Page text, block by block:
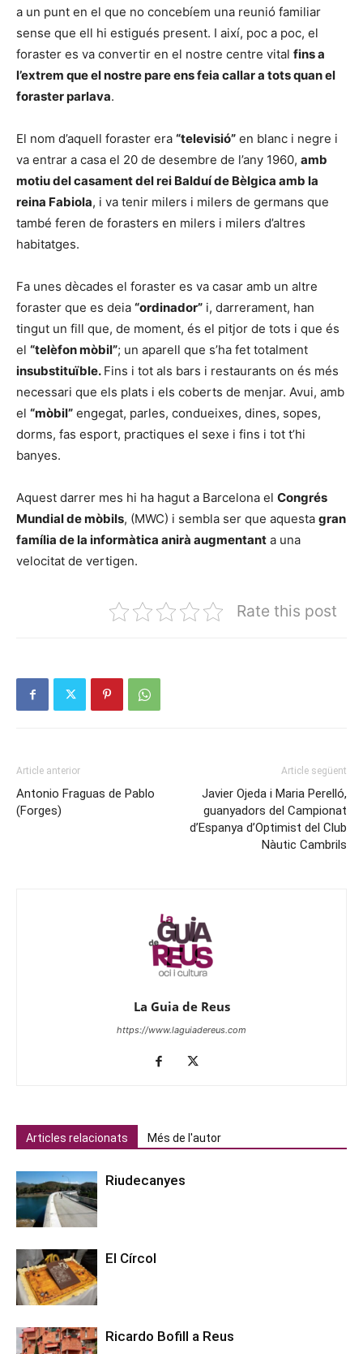
a un punt en el que no concebíem una reunió familiar
sense que ell hi estigués present. I així, poc a poc, el
foraster es va convertir en el nostre centre vital fins a
l’extrem que el nostre pare ens feia callar a tots quan el
foraster parlava.
El nom d’aquell foraster era “televisió” en blanc i negre i
va entrar a casa el 20 de desembre de l’any 1960, amb
motiu del casament del rei Balduí de Bèlgica amb la
reina Fabiola, i va tenir milers i milers de germans que
també feren de forasters en milers i milers d’altres
habitatges.
Fa unes dècades el foraster es va casar amb un altre
foraster que es deia “ordinador” i, darrerament, han
tingut un fill que, de moment, és el pitjor de tots i que és
el “telèfon mòbil”; un aparell que s’ha fet totalment
insubstituïble. Fins i tot als bars i restaurants on és més
necessari que els plats i els coberts de menjar. Avui, amb
el “mòbil” engegat, parles, condueixes, dines, sopes,
dorms, fas esport, practiques el sexe i fins i tot t’hi
banyes.
Aquest darrer mes hi ha hagut a Barcelona el Congrés
Mundial de mòbils, (MWC) i sembla ser que aquesta gran
família de la informàtica anirà augmentant a una
velocitat de vertigen.
Rate this post
Article anterior
Antonio Fraguas de Pablo
(Forges)
Article següent
Javier Ojeda i Maria Perelló,
guanyadors del Campionat
d’Espanya d’Optimist del Club
Nàutic Cambrils
La Guia de Reus
https://www.laguiadereus.com
Articles relacionats Més de l'autor
Riudecanyes
El Círcol
Ricardo Bofill a Reus